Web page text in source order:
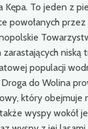
Kępa. To jeden z
powołanych przez
zarastających niską
populacji
do Wolina
który obejmuje
wyspy wokół